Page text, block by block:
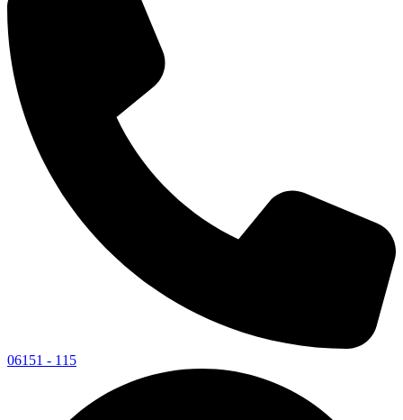
06151 - 115